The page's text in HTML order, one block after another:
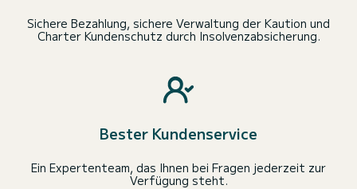
Sichere Bezahlung, sichere Verwaltung der Kaution und
Charter Kundenschutz durch Insolvenzabsicherung.
Bester Kundenservice
Ein Expertenteam, das Ihnen bei Fragen jederzeit zur
Verfügung steht.